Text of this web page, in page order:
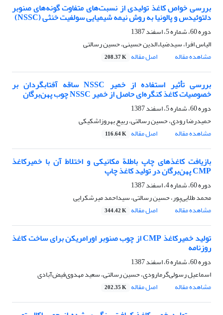
بررسی خواص کاغذ تولیدی از نسبت‌های متفاوت گونه‌های صنوبر
دلتوئیدس و پالونیا به روش نیمه شیمیایی سولفیت خنثی (NSSC)
دوره 60، شماره 5، اسفند 1387
الیاس افرا، سیدضیاءالدین حسینی، حسین رسالتی
مشاهده مقاله
اصل مقاله 208.37 K
بررسی تأثیر استفاده از خمیر NSSC ساقه آفتابگردان بر
خصوصیات کاغذ کنگره‌ای حاصل از خمیر NSSC چوب پهن‌برگان
دوره 60، شماره 5، اسفند 1387
حمیدرضا رودی، حسین رسالتی، ربیع بهروزاشکیکی
مشاهده مقاله
اصل مقاله 116.64 K
بازیافت کاغذهای چاپ باطلة مکانیکی و اختلاط آن با خمیرکاغذ
CMP پهن‌برگان در تولید کاغذ چاپ
دوره 60، شماره 4، اسفند 1387
محمد طلایی‌پور، حسین رسالتی، سیداحمد میرشکرایی
مشاهده مقاله
اصل مقاله 344.42 K
تولید خمیرکاغذ CMP از چوب صنوبر اورامریکن برای ساخت کاغذ
روزنامه
دوره 60، شماره 6، اسفند 1387
اسماعیل رسولی‌گرمارودی، حسین رسالتی، سعید مهدوی‌فیض‌آبادی
مشاهده مقاله
اصل مقاله 202.35 K